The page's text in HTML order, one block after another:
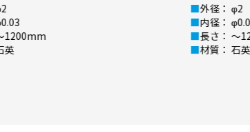
1200mm
英
外径： φ2
長さ： ～
材質： 石英